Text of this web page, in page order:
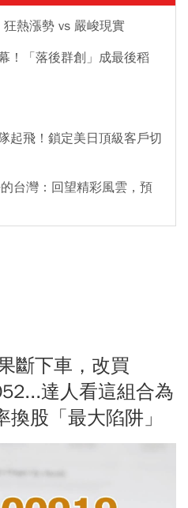
熱漲勢 vs 嚴峻現實
！「落後群創」成最後稻
起飛！鎖定美日頂級客戶切
台灣：回望精彩風雲，預
斷下車，改買
達人看這組合為
股「最大陷阱」